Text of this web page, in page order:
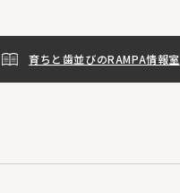
固く禁じます。
が入り込んだり、情報が古く
育ちと歯並びのRAMPA情報室